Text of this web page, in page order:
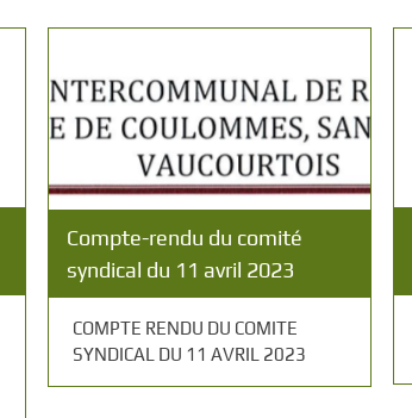
Compte-rendu du comité
syndical du 11 avril 2023
COMPTE RENDU DU COMITE
SYNDICAL DU 11 AVRIL 2023